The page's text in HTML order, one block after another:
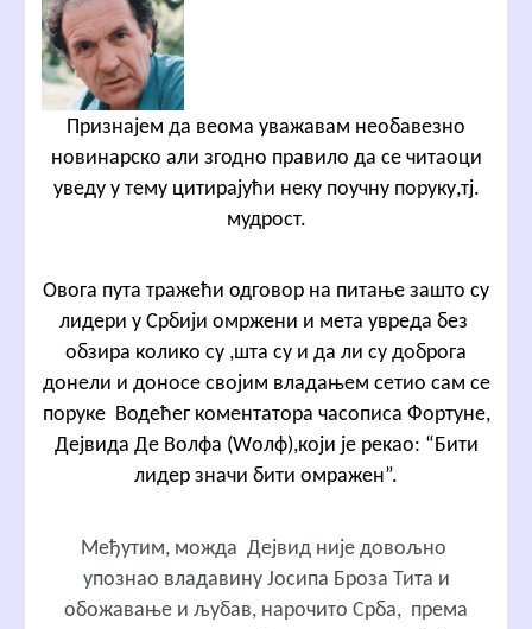
Признајем да веома уважавам необавезно
новинарско али згодно правило да се читаоци
уведу у тему цитирајући неку поучну поруку,тј.
мудрост.
Овога пута тражећи одговор на питање зашто су
лидери у Србији омржени и мета увреда без
обзира колико су ,шта су и да ли су доброга
донели и доносе својим владањем сетио сам се
поруке Водећег коментатора часописа Фортуне,
Дејвида Де Волфа (Wолф),који је рекао: “Бити
лидер значи бити омражен”.
Међутим, можда Дејвид није довољно
упознао владавину Јосипа Броза Тита и
обожавање и љубав, нарочито Срба, према